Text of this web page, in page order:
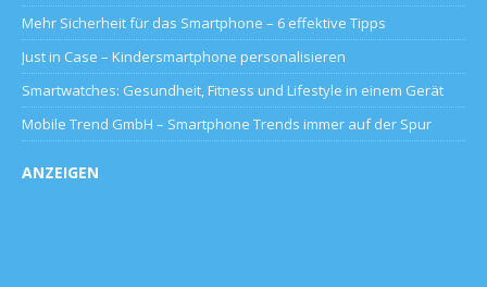
Mehr Sicherheit für das Smartphone – 6 effektive Tipps
Just in Case – Kindersmartphone personalisieren
Smartwatches: Gesundheit, Fitness und Lifestyle in einem Gerät
Mobile Trend GmbH – Smartphone Trends immer auf der Spur
ANZEIGEN